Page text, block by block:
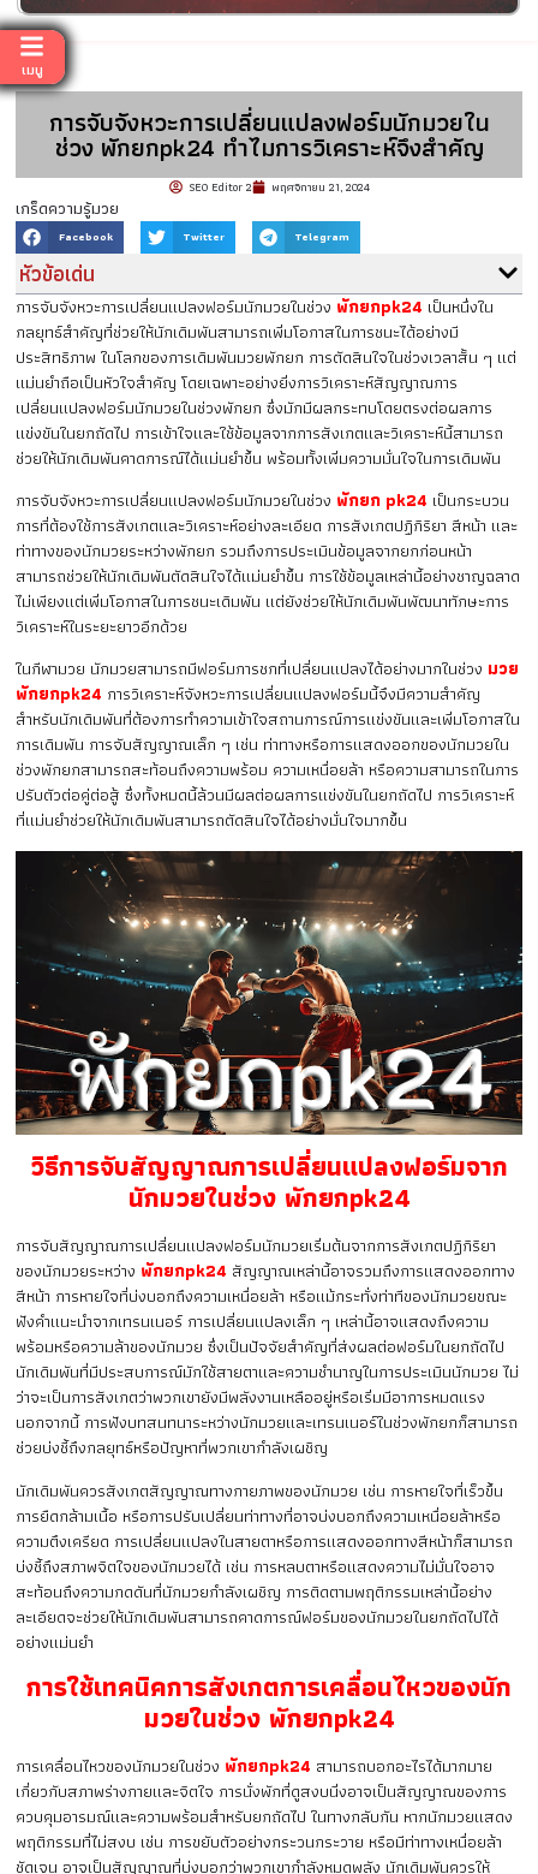
เมนู
การจับจังหวะการเปลี่ยนแปลงฟอร์มนักมวยใน
ช่วง พักยกpk24 ทำไมการวิเคราะห์จึงสำคัญ
SEO Editor 2 พฤศจิกายน 21, 2024
เกร็ดความรู้มวย
Facebook Twitter Telegram
หัวข้อเด่น
การจับจังหวะการเปลี่ยนแปลงฟอร์มนักมวยในช่วง พักยกpk24 เป็นหนึ่งใน
กลยุทธ์สำคัญที่ช่วยให้นักเดิมพันสามารถเพิ่มโอกาสในการชนะได้อย่างมี
ประสิทธิภาพ ในโลกของการเดิมพันมวยพักยก การตัดสินใจในช่วงเวลาสั้น ๆ แต่
แม่นยำถือเป็นหัวใจสำคัญ โดยเฉพาะอย่างยิ่งการวิเคราะห์สัญญาณการ
เปลี่ยนแปลงฟอร์มนักมวยในช่วงพักยก ซึ่งมักมีผลกระทบโดยตรงต่อผลการ
แข่งขันในยกถัดไป การเข้าใจและใช้ข้อมูลจากการสังเกตและวิเคราะห์นี้สามารถ
ช่วยให้นักเดิมพันคาดการณ์ได้แม่นยำขึ้น พร้อมทั้งเพิ่มความมั่นใจในการเดิมพัน
การจับจังหวะการเปลี่ยนแปลงฟอร์มนักมวยในช่วง พักยก pk24 เป็นกระบวน
การที่ต้องใช้การสังเกตและวิเคราะห์อย่างละเอียด การสังเกตปฏิกิริยา สีหน้า และ
ท่าทางของนักมวยระหว่างพักยก รวมถึงการประเมินข้อมูลจากยกก่อนหน้า
สามารถช่วยให้นักเดิมพันตัดสินใจได้แม่นยำขึ้น การใช้ข้อมูลเหล่านี้อย่างชาญฉลาด
ไม่เพียงแต่เพิ่มโอกาสในการชนะเดิมพัน แต่ยังช่วยให้นักเดิมพันพัฒนาทักษะการ
วิเคราะห์ในระยะยาวอีกด้วย
ในกีฬามวย นักมวยสามารถมีฟอร์มการชกที่เปลี่ยนแปลงได้อย่างมากในช่วง มวย
พักยกpk24 การวิเคราะห์จังหวะการเปลี่ยนแปลงฟอร์มนี้จึงมีความสำคัญ
สำหรับนักเดิมพันที่ต้องการทำความเข้าใจสถานการณ์การแข่งขันและเพิ่มโอกาสใน
การเดิมพัน การจับสัญญาณเล็ก ๆ เช่น ท่าทางหรือการแสดงออกของนักมวยใน
ช่วงพักยกสามารถสะท้อนถึงความพร้อม ความเหนื่อยล้า หรือความสามารถในการ
ปรับตัวต่อคู่ต่อสู้ ซึ่งทั้งหมดนี้ล้วนมีผลต่อผลการแข่งขันในยกถัดไป การวิเคราะห์
ที่แม่นยำช่วยให้นักเดิมพันสามารถตัดสินใจได้อย่างมั่นใจมากขึ้น
วิธีการจับสัญญาณการเปลี่ยนแปลงฟอร์มจาก
นักมวยในช่วง พักยกpk24
การจับสัญญาณการเปลี่ยนแปลงฟอร์มนักมวยเริ่มต้นจากการสังเกตปฏิกิริยา
ของนักมวยระหว่าง พักยกpk24 สัญญาณเหล่านี้อาจรวมถึงการแสดงออกทาง
สีหน้า การหายใจที่บ่งบอกถึงความเหนื่อยล้า หรือแม้กระทั่งท่าทีของนักมวยขณะ
ฟังคำแนะนำจากเทรนเนอร์ การเปลี่ยนแปลงเล็ก ๆ เหล่านี้อาจแสดงถึงความ
พร้อมหรือความล้าของนักมวย ซึ่งเป็นปัจจัยสำคัญที่ส่งผลต่อฟอร์มในยกถัดไป
นักเดิมพันที่มีประสบการณ์มักใช้สายตาและความชำนาญในการประเมินนักมวย ไม่
ว่าจะเป็นการสังเกตว่าพวกเขายังมีพลังงานเหลืออยู่หรือเริ่มมีอาการหมดแรง
นอกจากนี้ การฟังบทสนทนาระหว่างนักมวยและเทรนเนอร์ในช่วงพักยกก็สามารถ
ช่วยบ่งชี้ถึงกลยุทธ์หรือปัญหาที่พวกเขากำลังเผชิญ
นักเดิมพันควรสังเกตสัญญาณทางกายภาพของนักมวย เช่น การหายใจที่เร็วขึ้น
การยืดกล้ามเนื้อ หรือการปรับเปลี่ยนท่าทางที่อาจบ่งบอกถึงความเหนื่อยล้าหรือ
ความตึงเครียด การเปลี่ยนแปลงในสายตาหรือการแสดงออกทางสีหน้าก็สามารถ
บ่งชี้ถึงสภาพจิตใจของนักมวยได้ เช่น การหลบตาหรือแสดงความไม่มั่นใจอาจ
สะท้อนถึงความกดดันที่นักมวยกำลังเผชิญ การติดตามพฤติกรรมเหล่านี้อย่าง
ละเอียดจะช่วยให้นักเดิมพันสามารถคาดการณ์ฟอร์มของนักมวยในยกถัดไปได้
อย่างแม่นยำ
การใช้เทคนิคการสังเกตการเคลื่อนไหวของนัก
มวยในช่วง พักยกpk24
การเคลื่อนไหวของนักมวยในช่วง พักยกpk24 สามารถบอกอะไรได้มากมาย
เกี่ยวกับสภาพร่างกายและจิตใจ การนั่งพักที่ดูสงบนิ่งอาจเป็นสัญญาณของการ
ควบคุมอารมณ์และความพร้อมสำหรับยกถัดไป ในทางกลับกัน หากนักมวยแสดง
พฤติกรรมที่ไม่สงบ เช่น การขยับตัวอย่างกระวนกระวาย หรือมีท่าทางเหนื่อยล้า
ชัดเจน อาจเป็นสัญญาณที่บ่งบอกว่าพวกเขากำลังหมดพลัง นักเดิมพันควรให้